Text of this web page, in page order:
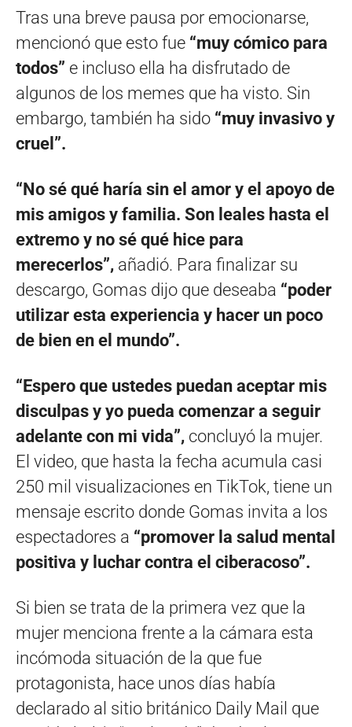
Tras una breve pausa por emocionarse,
mencionó que esto fue “muy cómico para
todos” e incluso ella ha disfrutado de
algunos de los memes que ha visto. Sin
embargo, también ha sido “muy invasivo y
cruel”.
“No sé qué haría sin el amor y el apoyo de
mis amigos y familia. Son leales hasta el
extremo y no sé qué hice para
merecerlos”, añadió. Para finalizar su
descargo, Gomas dijo que deseaba “poder
utilizar esta experiencia y hacer un poco
de bien en el mundo”.
“Espero que ustedes puedan aceptar mis
disculpas y yo pueda comenzar a seguir
adelante con mi vida”, concluyó la mujer.
El video, que hasta la fecha acumula casi
250 mil visualizaciones en TikTok, tiene un
mensaje escrito donde Gomas invita a los
espectadores a “promover la salud mental
positiva y luchar contra el ciberacoso”.
Si bien se trata de la primera vez que la
mujer menciona frente a la cámara esta
incómoda situación de la que fue
protagonista, hace unos días había
declarado al sitio británico Daily Mail que